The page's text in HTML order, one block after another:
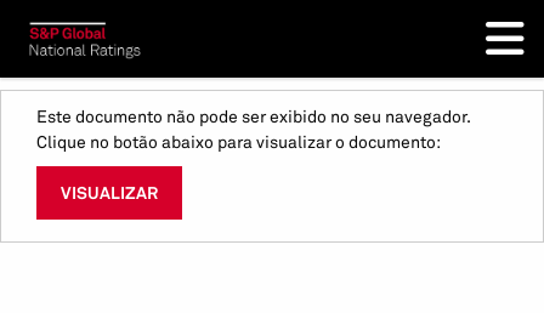
Este documento não pode ser exibido no seu navegador.
Clique no botão abaixo para visualizar o documento:
VISUALIZAR